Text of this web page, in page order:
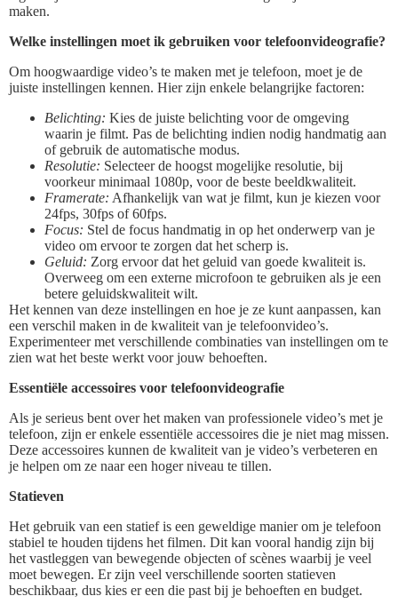
maken.
Welke instellingen moet ik gebruiken voor telefoonvideografie?
Om hoogwaardige video’s te maken met je telefoon, moet je de
juiste instellingen kennen. Hier zijn enkele belangrijke factoren:
Belichting: Kies de juiste belichting voor de omgeving
waarin je filmt. Pas de belichting indien nodig handmatig aan
of gebruik de automatische modus.
Resolutie: Selecteer de hoogst mogelijke resolutie, bij
voorkeur minimaal 1080p, voor de beste beeldkwaliteit.
Framerate: Afhankelijk van wat je filmt, kun je kiezen voor
24fps, 30fps of 60fps.
Focus: Stel de focus handmatig in op het onderwerp van je
video om ervoor te zorgen dat het scherp is.
Geluid: Zorg ervoor dat het geluid van goede kwaliteit is.
Overweeg om een externe microfoon te gebruiken als je een
betere geluidskwaliteit wilt.
Het kennen van deze instellingen en hoe je ze kunt aanpassen, kan
een verschil maken in de kwaliteit van je telefoonvideo’s.
Experimenteer met verschillende combinaties van instellingen om te
zien wat het beste werkt voor jouw behoeften.
Essentiële accessoires voor telefoonvideografie
Als je serieus bent over het maken van professionele video’s met je
telefoon, zijn er enkele essentiële accessoires die je niet mag missen.
Deze accessoires kunnen de kwaliteit van je video’s verbeteren en
je helpen om ze naar een hoger niveau te tillen.
Statieven
Het gebruik van een statief is een geweldige manier om je telefoon
stabiel te houden tijdens het filmen. Dit kan vooral handig zijn bij
het vastleggen van bewegende objecten of scènes waarbij je veel
moet bewegen. Er zijn veel verschillende soorten statieven
beschikbaar, dus kies er een die past bij je behoeften en budget.